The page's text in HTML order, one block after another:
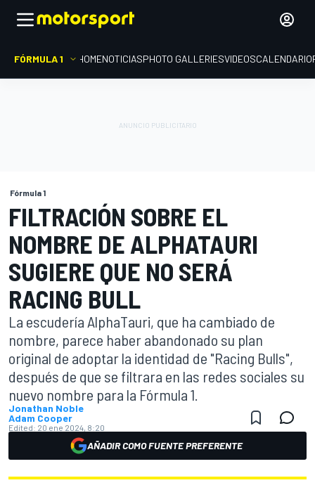
FÓRMULA 1 HOMENOTICIASPHOTO GALLERIESVIDEOSCALENDARIO
Fórmula 1
FILTRACIÓN SOBRE EL
NOMBRE DE ALPHATAURI
SUGIERE QUE NO SERÁ
RACING BULL
La escudería AlphaTauri, que ha cambiado de
nombre, parece haber abandonado su plan
original de adoptar la identidad de "Racing Bulls",
después de que se filtrara en las redes sociales su
nuevo nombre para la Fórmula 1.
Jonathan Noble
Adam Cooper
Edited: 20 ene 2024, 8:20
AÑADIR COMO FUENTE PREFERENTE